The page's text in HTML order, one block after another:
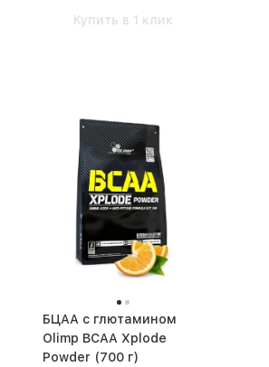
Купить в 1 клик
БЦАА с глютамином
Olimp BCAA Xplode
Powder (700 г)